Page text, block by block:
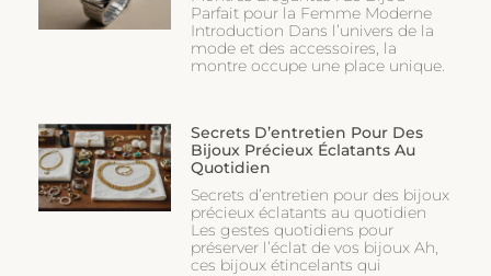
Parfait pour la Femme Moderne
Introduction Dans l’univers de la
mode et des accessoires, la
montre occupe une place unique.
Secrets D’entretien Pour Des
Bijoux Précieux Éclatants Au
Quotidien
Secrets d’entretien pour des bijoux
précieux éclatants au quotidien
Les gestes quotidiens pour
préserver l’éclat de vos bijoux Ah,
ces bijoux étincelants qui